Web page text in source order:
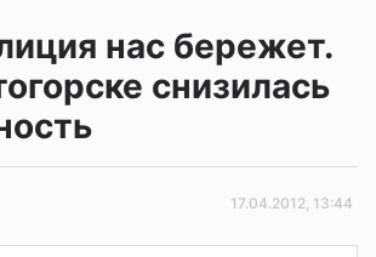
нас бережет.
снизилась
17.04.2012, 13:44